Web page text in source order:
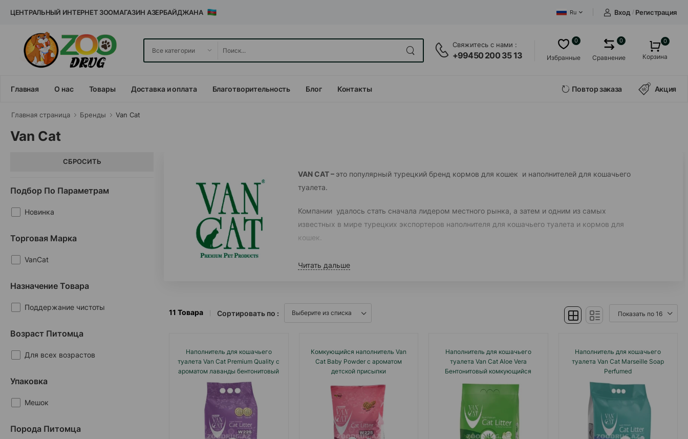
ЦЕНТРАЛЬНЫЙ ИНТЕРНЕТ ЗООМАГАЗИН АЗЕРБАЙДЖАНА Ru Вход / Регистрация
Свяжитесь с нами :
+99450 200 35 13 Избранные
0
Сравнение
0 0
Корзина
Главная О нас Товары Доставка и оплата Благотворительность Блог Контакты Повтор заказа Акция
Главная cтраница Бренды Van Cat
Van Cat
СБРОСИТЬ
Подбор По Параметрам
Новинка
Торговая Марка
VanCat
Назначение Товара
Поддержание чистоты
Возраст Питомца
Для всех возрастов
Упаковка
Мешок
Порода Питомца
VAN CAT – это популярный турецкий бренд кормов для кошек и наполнителей для кошачьего
туалета.
Компании удалось стать сначала лидером местного рынка, а затем и одним из самых
известных в мире турецких экспортеров наполнителя для кошачьего туалета и кормов для
кошек.
Согласно исследованиям, в настоящий момент компания занимает более 80% внутреннего
Кроме того, по мощности производства она входит в тройку крупнейших европейских
производителей – ежегодно с ее конвейеров сходит свыше 120 000 тонн гранул, а готовая
Читать дальше
11 Товара Сортировать по :
Наполнитель для кошачьего
туалета Van Cat Premium Quality с
ароматом лаванды бентонитовый
комкующийся.
Комкующийся наполнитель Van
Cat Baby Powder с ароматом
детской присыпки
Наполнитель для кошачьего
туалета Van Cat Aloe Vera
Бентонитовый комкующийся
вера
Наполнитель для кошачьего
туалета Van Cat Marseille Soap
Perfumed